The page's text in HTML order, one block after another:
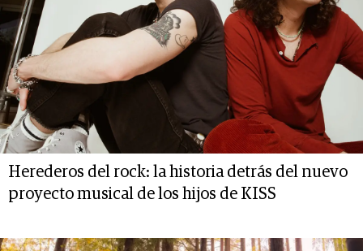
Herederos del rock: la historia detrás del nuevo
proyecto musical de los hijos de KISS